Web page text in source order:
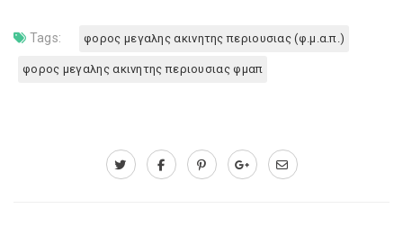
Tags: φορος μεγαλης ακινητης περιουσιας (φ.μ.α.π.)
φορος μεγαλης ακινητης περιουσιας φμαπ